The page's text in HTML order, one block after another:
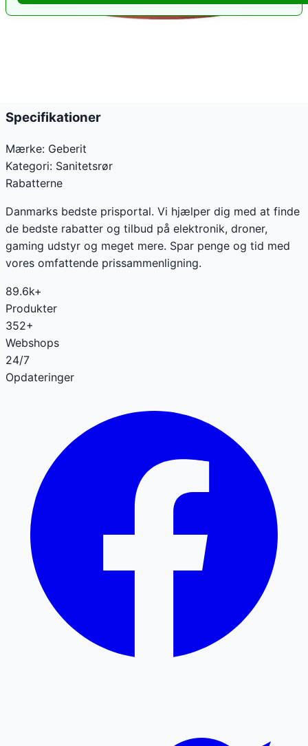
Specifikationer
Mærke: Geberit
Kategori: Sanitetsrør
Rabatterne
Danmarks bedste prisportal. Vi hjælper dig med at finde
de bedste rabatter og tilbud på elektronik, droner,
gaming udstyr og meget mere. Spar penge og tid med
vores omfattende prissammenligning.
89.6k+
Produkter
352+
Webshops
24/7
Opdateringer